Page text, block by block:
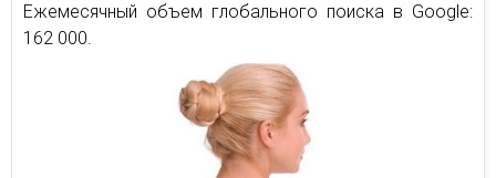
Ежемесячный объем глобального поиска в Google:
162 000.